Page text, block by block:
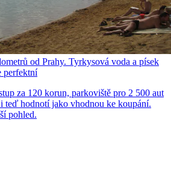
od Prahy. Tyrkysová voda a písek
perfektní
za 120 korun, parkoviště pro 2 500 aut
teď hodnotí jako vhodnou ke koupání.
pohled.